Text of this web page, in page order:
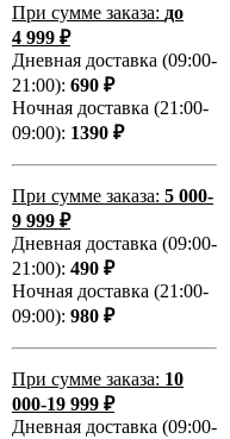
При сумме заказа: до
4 999 ₽
Дневная доставка (09:00-
21:00): 690 ₽
Ночная доставка (21:00-
09:00): 1390 ₽
При сумме заказа: 5 000-
9 999 ₽
Дневная доставка (09:00-
21:00): 490 ₽
Ночная доставка (21:00-
09:00): 980 ₽
При сумме заказа: 10
000-19 999 ₽
Дневная доставка (09:00-